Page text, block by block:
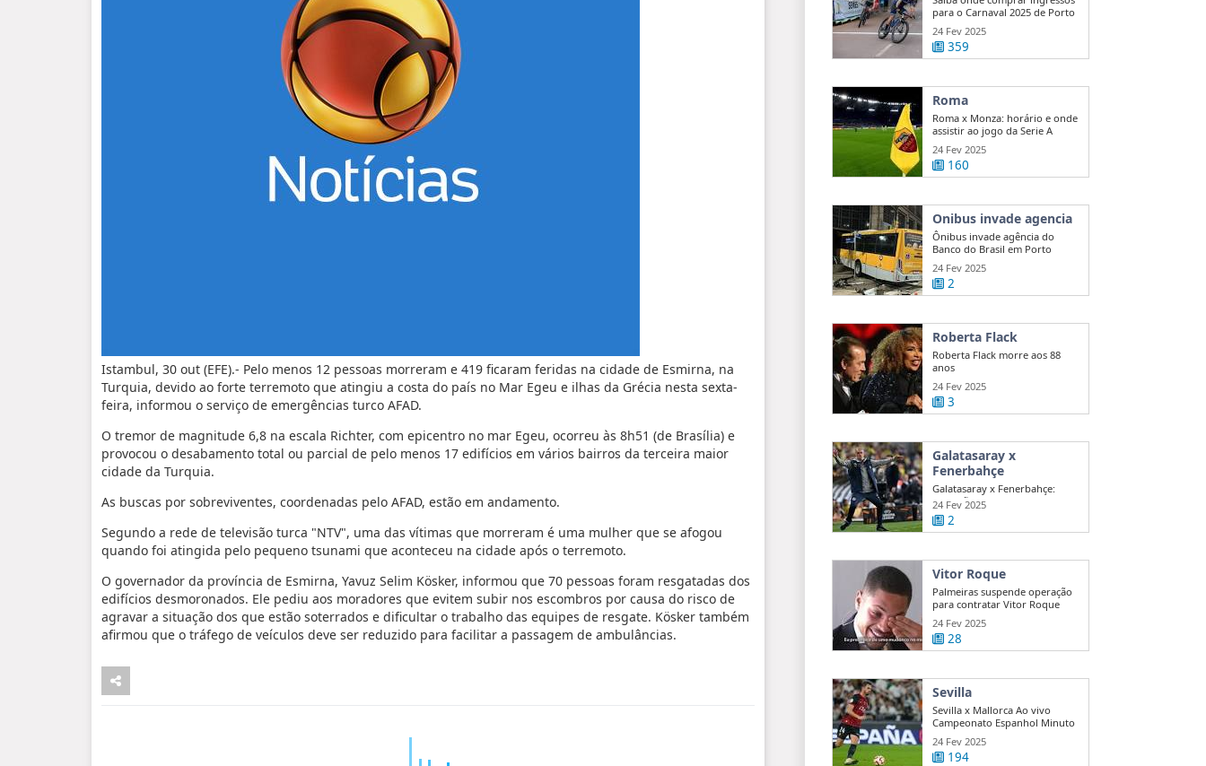
Istambul, 30 out (EFE).- Pelo menos 12 pessoas morreram e 419 ficaram feridas na cidade de Esmirna, na
Turquia, devido ao forte terremoto que atingiu a costa do país no Mar Egeu e ilhas da Grécia nesta sexta-
feira, informou o serviço de emergências turco AFAD.
O tremor de magnitude 6,8 na escala Richter, com epicentro no mar Egeu, ocorreu às 8h51 (de Brasília) e
provocou o desabamento total ou parcial de pelo menos 17 edifícios em vários bairros da terceira maior
cidade da Turquia.
As buscas por sobreviventes, coordenadas pelo AFAD, estão em andamento.
Segundo a rede de televisão turca "NTV", uma das vítimas que morreram é uma mulher que se afogou
quando foi atingida pelo pequeno tsunami que aconteceu na cidade após o terremoto.
O governador da província de Esmirna, Yavuz Selim Kösker, informou que 70 pessoas foram resgatadas dos
edifícios desmoronados. Ele pediu aos moradores que evitem subir nos escombros por causa do risco de
agravar a situação dos que estão soterrados e dificultar o trabalho das equipes de resgate. Kösker também
afirmou que o tráfego de veículos deve ser reduzido para facilitar a passagem de ambulâncias.
para o Carnaval 2025 de Porto
...24 Fev 2025
359
Roma
Roma x Monza: horário e onde
assistir ao jogo da Serie A
24 Fev 2025
160
Onibus invade agencia
Ônibus invade agência do
Banco do Brasil em Porto
Alegre
24 Fev 2025
2
Roberta Flack
Roberta Flack morre aos 88
anos
24 Fev 2025
3
Galatasaray x
Fenerbahçe
Galatasaray x Fenerbahçe:
acusações de Mourinho agitam
dérbi
24 Fev 2025
2
Vitor Roque
Palmeiras suspende operação
para contratar Vitor Roque
24 Fev 2025
28
Sevilla
Sevilla x Mallorca Ao vivo
Campeonato Espanhol Minuto
a ...
24 Fev 2025
194